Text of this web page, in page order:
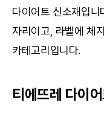
다이어트 신소재입
자리이고, 라벨에 체
카테고리입니다.
티에뜨레 다이